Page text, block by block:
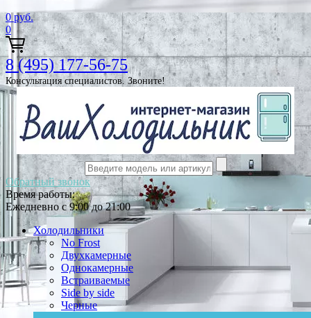
0 руб.
0
8 (495) 177-56-75
Консультация специалистов. Звоните!
Обратный звонок
Время работы:
Ежедневно с 9:00 до 21:00
Холодильники
No Frost
Двухкамерные
Однокамерные
Встраиваемые
Side by side
Черные